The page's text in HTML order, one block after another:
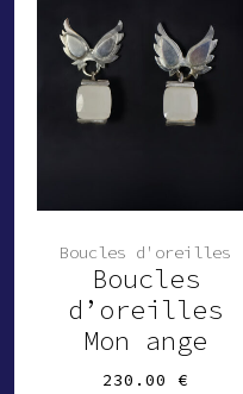
Boucles d'oreilles
Boucles
d’oreilles
Mon ange
230.00 €